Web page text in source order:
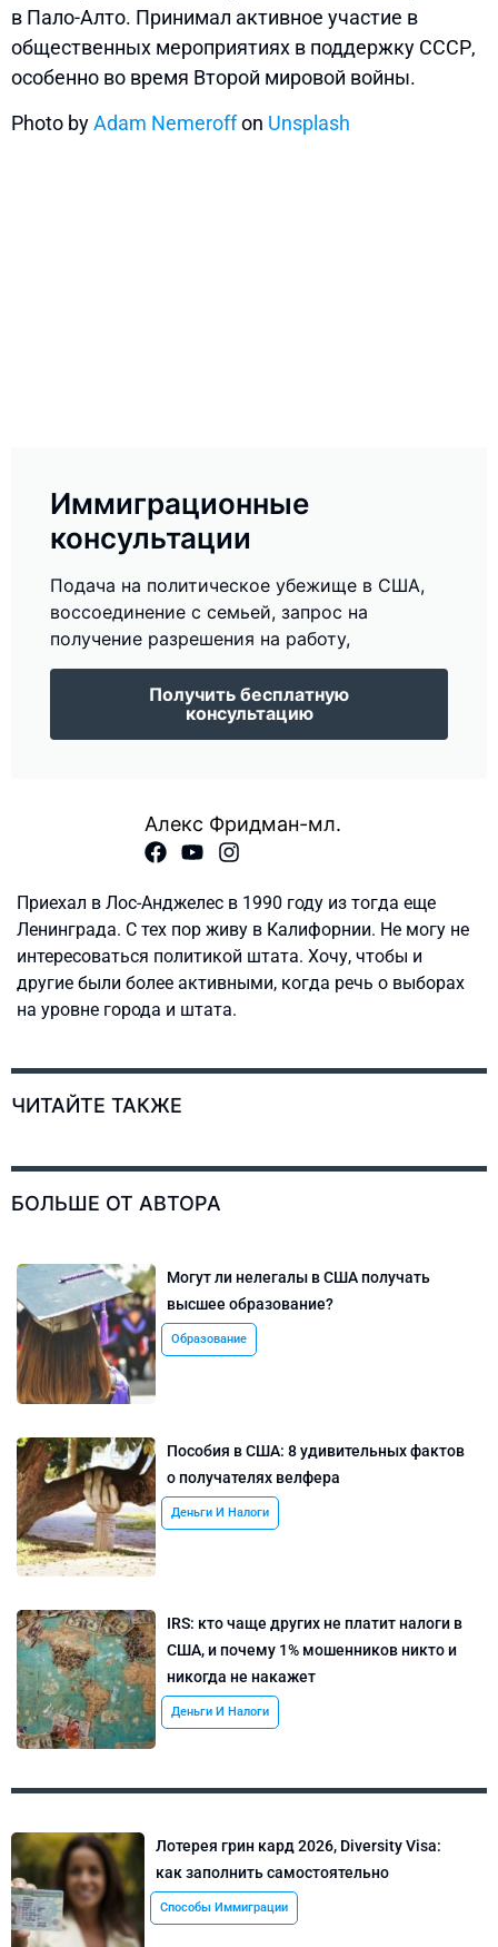
в Пало-Алто. Принимал активное участие в
общественных мероприятиях в поддержку СССР,
особенно во время Второй мировой войны.
Photo byAdam Nemeroffon Unsplash
Иммиграционные
консультации
Подача на политическое убежище в США,
воссоединение с семьей, запрос на
получение разрешения на работу,
Получить бесплатную
консультацию
Алекс Фридман-мл.
Приехал в Лос-Анджелес в 1990 году из тогда еще
Ленинграда. С тех пор живу в Калифорнии. Не могу не
интересоваться политикой штата. Хочу, чтобы и
другие были более активными, когда речь о выборах
на уровне города и штата.
ЧИТАЙТЕ ТАКЖЕ
БОЛЬШЕ ОТ АВТОРА
Могут ли нелегалы в США получать
высшее образование?
Образование
Пособия в США: 8 удивительных фактов
о получателях велфера
Деньги И Налоги
IRS: кто чаще других не платит налоги в
США, и почему 1% мошенников никто и
никогда не накажет
Деньги И Налоги
Лотерея грин кард 2026, Diversity Visa:
как заполнить самостоятельно
Способы Иммиграции